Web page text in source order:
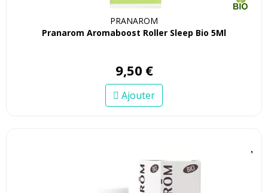
PRANAROM
Pranarom Aromaboost Roller Sleep Bio 5Ml
9,50 €
Ajouter